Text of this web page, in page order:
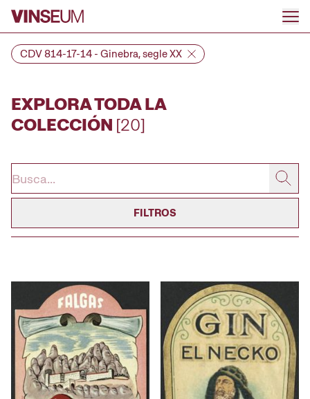
Ir al contenido
CDV 814-17-14 - Ginebra, segle XX
EXPLORA TODA LA
COLECCIÓN [20]
FILTROS